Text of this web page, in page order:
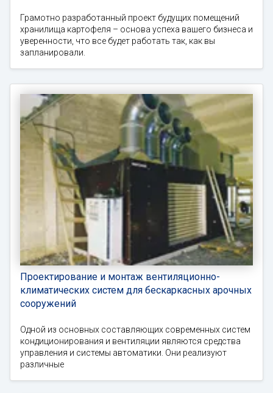
Грамотно разработанный проект будущих помещений
хранилища картофеля – основа успеха вашего бизнеса и
уверенности, что все будет работать так, как вы
запланировали.
Проектирование и монтаж вентиляционно-
климатических систем для бескаркасных арочных
сооружений
Одной из основных составляющих современных систем
кондиционирования и вентиляции являются средства
управления и системы автоматики. Они реализуют
различные